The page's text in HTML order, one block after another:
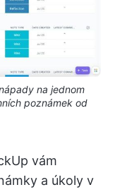
na jednom
poznámek od
vám
a úkoly v